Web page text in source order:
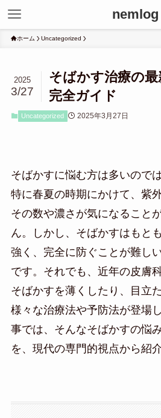
nemlog
ホーム Uncategorized
そばかす治療の
完全ガイド
2025
3/27
Uncategorized 2025年3月27日
そばかすに悩む方は多いので
特に春夏の時期にかけて、紫
その数や濃さが気になること
ん。しかし、そばかすはもと
強く、完全に防ぐことが難し
です。それでも、近年の皮膚
そばかすを薄くしたり、目立
様々な治療法や予防法が登場
事では、そんなそばかすの悩
を、現代の専門的視点から紹